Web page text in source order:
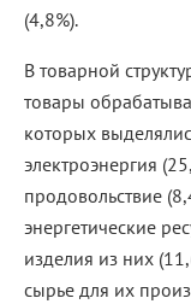
(4,8%).
В товарной
товары
которых
электроэнергия
продовольствие
энергетические
изделия из них
сырье для их